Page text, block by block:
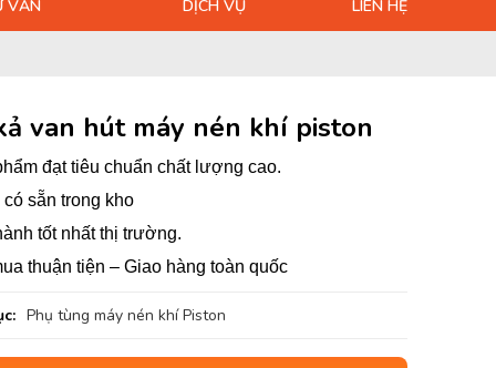
VẤN DỊCH VỤ LIÊN HỆ
van hút máy nén khí piston
đạt tiêu chuẩn chất lượng cao.
sẵn trong kho
tốt nhất thị trường.
thuận tiện – Giao hàng toàn quốc
Phụ tùng máy nén khí Piston